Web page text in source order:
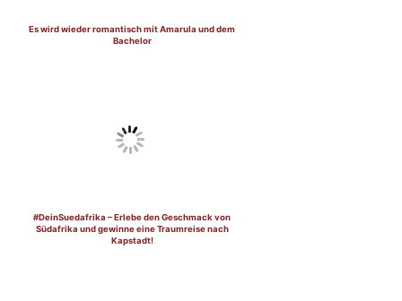
Es wird wieder romantisch mit Amarula und dem
Bachelor
#DeinSuedafrika – Erlebe den Geschmack von
Südafrika und gewinne eine Traumreise nach
Kapstadt!